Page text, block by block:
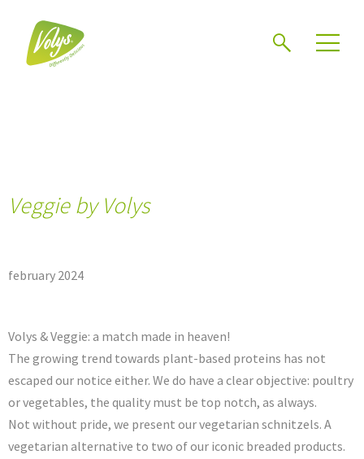
Veggie by Volys
february 2024
Volys & Veggie: a match made in heaven!
The growing trend towards plant-based proteins has not
escaped our notice either. We do have a clear objective: poultry
or vegetables, the quality must be top notch, as always.
Not without pride, we present our vegetarian schnitzels. A
vegetarian alternative to two of our iconic breaded products.